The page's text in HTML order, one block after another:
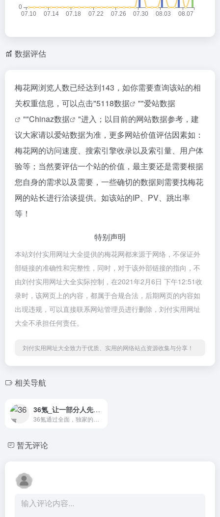
数据评估
梅花网浏览人数已经达到143，如你需要查询该站的相
关权重信息，可以点击"5118数据 ""爱站数据
""Chinaz数据
"进入；以目前的网站数据参考，建
议大家请以爱站数据为准，更多网站价值评估因素如：
梅花网的访问速度、搜索引擎收录以及索引量、用户体
验等；当然要评估一个站的价值，最主要还是需要根据
您自身的需求以及需要，一些确切的数据则需要找梅花
网的站长进行洽谈提供。如该站的IP、PV、跳出率
等！
特别声明
本站刘付实用网址大全提供的梅花网都来源于网络，不保证外
部链接的准确性和完整性，同时，对于该外部链接的指向，不
由刘付实用网址大全实际控制，在2021年2月6日 下午12:51收
录时，该网页上的内容，都属于合规合法，后期网页的内容如
出现违规，可以直接联系网站管理员进行删除，刘付实用网址
大全不承担任何责任。
刘付实用网址大全致力于优质、实用的网络站点资源收集与分享！
相关导航
36氪_让一部分人先看到未来
暂无评论